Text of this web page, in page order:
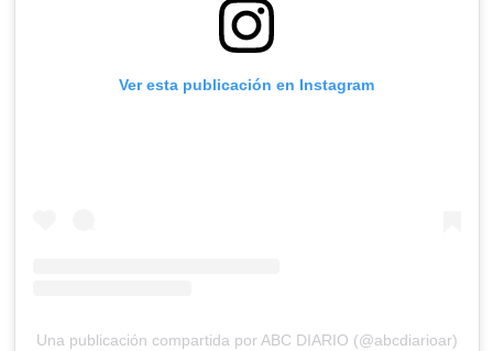
Ver esta publicación en Instagram
Una publicación compartida por ABC DIARIO (@abcdiarioar)